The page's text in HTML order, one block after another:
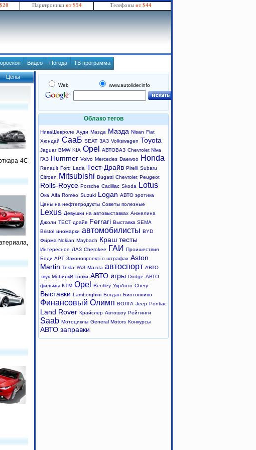
Парктроники от $54 Телефоны от $44
Видео Погода ТВ программа
Цены
4C
Web www.autolider.info
Облако тегов
НиваШевроле Ауди Мазда Мазда Nisan Fiat
Хюндай СааБ SEAT ЗАЗ Volkswagen Toyota
Jaguar BMW KIA Opel АВТОВАЗ Chevrolet Niva
ГАЗ Hummer Volvo Mercedes Daewoo Honda
Renault Ford Lada Тест-Драйв Pirelli Subaru
Citroen
Mitsubishi Bugatti Chevrolet Peugeot
Rolls-Royce Porsche Cadillac Skoda Lotus
Ока Alfa Romeo Suzuki Logan АВТО эротика
Цены на нефтепродукты Советы полезные
Lexus Девушки на автовыставках Анжелина
Джоли ТЕСТ драйв Ferrari Выставка SEMA
Bristol иномарки автомобилисты BYD
Фирма Nokian Maybach Краш тесты
Интересное ЛАЗ Cherokee ГАИ
Проишествия
Боди АРТ Законопроекті о штрафах Aston
Martin Tesla УАЗ Mazda автоспорт АВТО
звук МобилкИ Гонки АВТО игры Dodge АВТО
фильмы KTM Opel Bentley УкрАвто Chery
Выставки Lamborghini Богдан Биотопливо
Финансовый Олимп ВОЛГА Jeep Pontiac
Land Rover Крайслер Автошоу Рейтинги
Saab Мотоциклы General Motors Конкурсы
АВТО заправки